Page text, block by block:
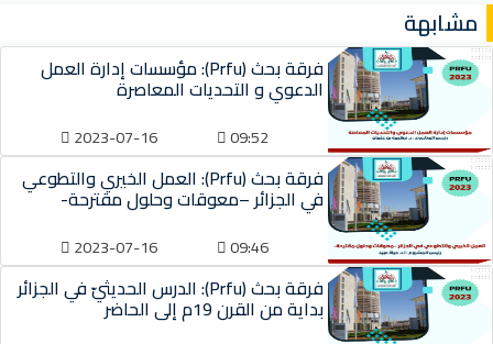
مشابهة
فرقة بحث (Prfu): مؤسسات إدارة العمل
الدعوي و التحديات المعاصرة
09:52
2023-07-16
فرقة بحث (Prfu): العمل الخيري والتطوعي
في الجزائر –معوقات وحلول مقترحة-
09:46
2023-07-16
فرقة بحث (Prfu): الدرس الحديثيّ في الجزائر
بداية من القرن 19م إلى الحاضر